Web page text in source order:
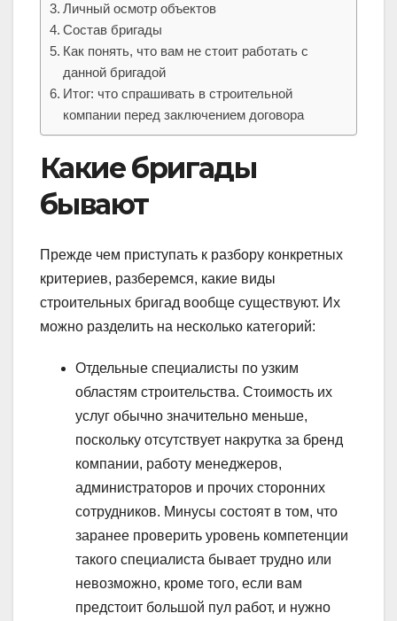
Личный осмотр объектов
Состав бригады
Как понять, что вам не стоит работать с
данной бригадой
Итог: что спрашивать в строительной
компании перед заключением договора
Какие бригады
бывают
Прежде чем приступать к разбору конкретных
критериев, разберемся, какие виды
строительных бригад вообще существуют. Их
можно разделить на несколько категорий:
Отдельные специалисты по узким
областям строительства. Стоимость их
услуг обычно значительно меньше,
поскольку отсутствует накрутка за бренд
компании, работу менеджеров,
администраторов и прочих сторонних
сотрудников. Минусы состоят в том, что
заранее проверить уровень компетенции
такого специалиста бывает трудно или
невозможно, кроме того, если вам
предстоит большой пул работ, и нужно